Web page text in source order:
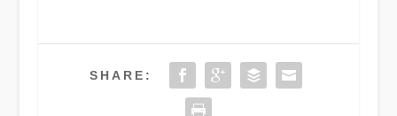
SHARE: